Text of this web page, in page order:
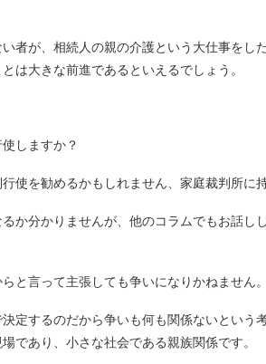
者が、相続人の親の介護という大仕事をし
は大きな前進であるといえるでしょう。
しますか？
使を勧めるかもしれません、家庭裁判所に
か分かりませんが、他のコラムでもお話し
と言って主張しても争いになりかねません。
定するのだから争いも何も関係ないという
であり、小さな社会である親族関係です。